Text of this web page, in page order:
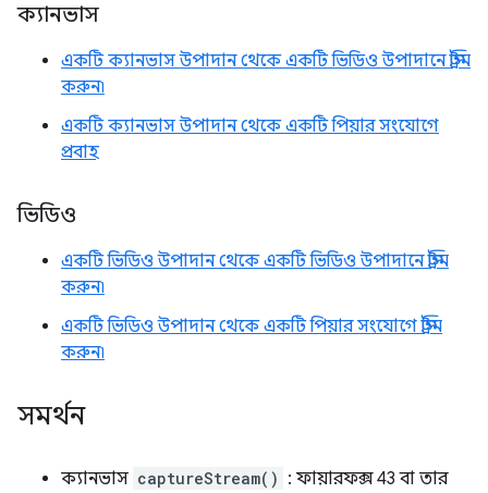
ক্যানভাস
একটি ক্যানভাস উপাদান থেকে একটি ভিডিও উপাদানে স্ট্রিম
করুন৷
একটি ক্যানভাস উপাদান থেকে একটি পিয়ার সংযোগে
প্রবাহ
ভিডিও
একটি ভিডিও উপাদান থেকে একটি ভিডিও উপাদানে স্ট্রিম
করুন৷
একটি ভিডিও উপাদান থেকে একটি পিয়ার সংযোগে স্ট্রিম
করুন৷
সমর্থন
ক্যানভাস captureStream() : ফায়ারফক্স 43 বা তার